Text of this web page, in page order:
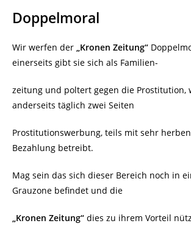
Doppelmoral
Wir werfen der „Kronen Zeitung“
einerseits gibt sie sich als Familien-
zeitung und poltert gegen die Prostitution,
anderseits täglich zwei Seiten
Prostitutionswerbung, teils mit sehr
Bezahlung betreibt.
Mag sein das sich dieser Bereich noch in
Grauzone befindet und die
„Kronen Zeitung“ dies zu ihrem Vorteil